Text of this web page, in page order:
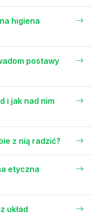
higiena
postawy
i jak nad nim
z nią radzić?
etyczna
układ